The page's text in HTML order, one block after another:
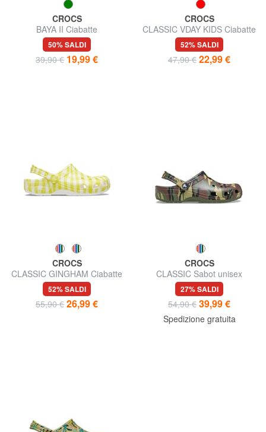
CROCS
BAYA II Ciabatte
50% SALDI
39,90 € 19,99 €
CROCS
CLASSIC VDAY KIDS Ciabatte
sabot da bambina
52% SALDI
47,90 € 22,99 €
CROCS
CLASSIC GINGHAM Ciabatte
sabot da donna con stampa
52% SALDI
55,90 € 26,99 €
CROCS
CLASSIC Sabot unisex
27% SALDI
54,90 € 39,99 €
Spedizione gratuita